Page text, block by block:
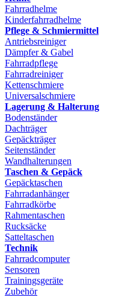
Fahrradhelme
Kinderfahrradhelme
Pflege & Schmiermittel
Antriebsreiniger
Dämpfer & Gabel
Fahrradpflege
Fahrradreiniger
Kettenschmiere
Universalschmiere
Lagerung & Halterung
Bodenständer
Dachträger
Gepäckträger
Seitenständer
Wandhalterungen
Taschen & Gepäck
Gepäcktaschen
Fahrradanhänger
Fahrradkörbe
Rahmentaschen
Rucksäcke
Satteltaschen
Technik
Fahrradcomputer
Sensoren
Trainingsgeräte
Zubehör